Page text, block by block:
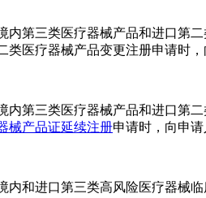
三类医疗器械产品和进口第二
医疗器械产品变更注册申请时，
第三类医疗器械产品和进口第二
械产品证延续注册申请时，向申请
进口第三类高风险医疗器械临